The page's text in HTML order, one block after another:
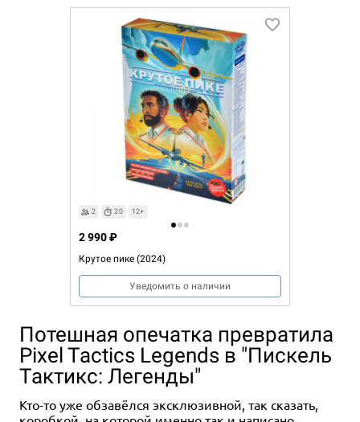
2 20 12+
Крутое пике (2024)
2 990 ₽
Уведомить о наличии
Потешная опечатка превратила
Pixel Tactics Legends в "Пискель
Тактикс: Легенды"
Кто-то уже обзавёлся эксклюзивной, так сказать,